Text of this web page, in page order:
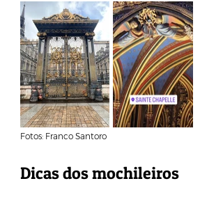
Fotos: Franco Santoro
Dicas dos mochileiros